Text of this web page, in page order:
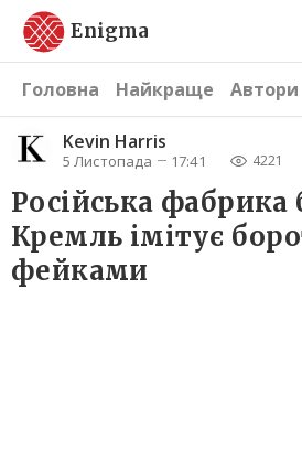
Enigma
Головна Найкраще Автори
Kevin Harris
5 Листопада 17:41 4221
Російська фабрика
Кремль імітує
фейками